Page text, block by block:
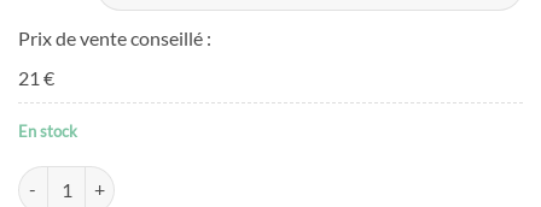
Prix de vente conseillé :
21 €
En stock
quantité de 2 Queues de baleines en papier 3D